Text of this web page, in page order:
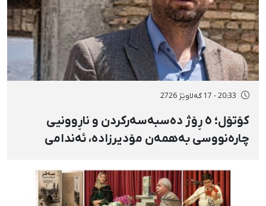
20:33 - 17 گەلاوێژ 2726
کۆتۆل؛ ٥ ڕۆژ دەسبەسەرکردن و ناڕوونیی
چارەنووسی بەهمەن مۆدیرزادە، ئەندامی
لە دژی لەسێدارەدان